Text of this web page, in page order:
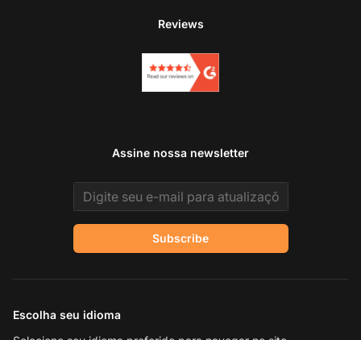
Reviews
Assine nossa newsletter
Email address
Subscribe
Escolha seu idioma